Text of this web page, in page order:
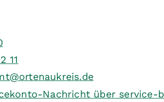
11
Nachricht über service-